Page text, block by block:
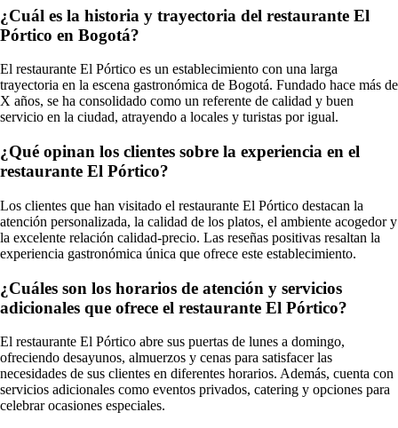
¿Cuál es la historia y trayectoria del restaurante El
Pórtico en Bogotá?
El restaurante El Pórtico es un establecimiento con una larga
trayectoria en la escena gastronómica de Bogotá. Fundado hace más de
X años, se ha consolidado como un referente de calidad y buen
servicio en la ciudad, atrayendo a locales y turistas por igual.
¿Qué opinan los clientes sobre la experiencia en el
restaurante El Pórtico?
Los clientes que han visitado el restaurante El Pórtico destacan la
atención personalizada, la calidad de los platos, el ambiente acogedor y
la excelente relación calidad-precio. Las reseñas positivas resaltan la
experiencia gastronómica única que ofrece este establecimiento.
¿Cuáles son los horarios de atención y servicios
adicionales que ofrece el restaurante El Pórtico?
El restaurante El Pórtico abre sus puertas de lunes a domingo,
ofreciendo desayunos, almuerzos y cenas para satisfacer las
necesidades de sus clientes en diferentes horarios. Además, cuenta con
servicios adicionales como eventos privados, catering y opciones para
celebrar ocasiones especiales.